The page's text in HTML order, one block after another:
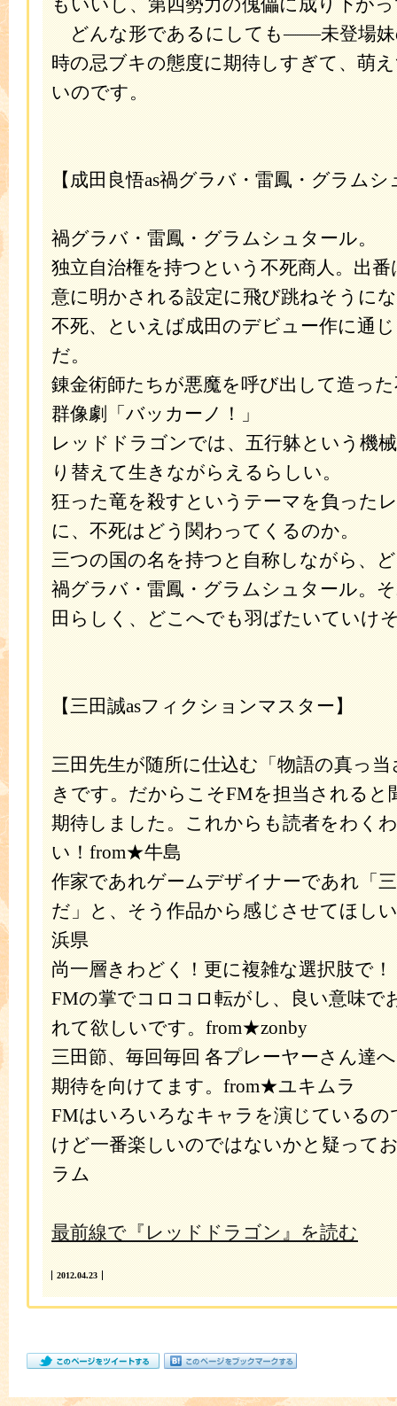
もいいし、第四勢力の傀儡に成り下が
どんな形であるにしても――未登場妹
時の忌ブキの態度に期待しすぎて、萌
いのです。
【成田良悟as禍グラバ・雷鳳・グラムシ
禍グラバ・雷鳳・グラムシュタール。
独立自治権を持つという不死商人。出
意に明かされる設定に飛び跳ねそうに
不死、といえば成田のデビュー作に通
だ。
錬金術師たちが悪魔を呼び出して造っ
群像劇「バッカーノ！」
レッドドラゴンでは、五行躰という機
り替えて生きながらえるらしい。
狂った竜を殺すというテーマを負った
に、不死はどう関わってくるのか。
三つの国の名を持つと自称しながら、
禍グラバ・雷鳳・グラムシュタール。
田らしく、どこへでも羽ばたいていけ
【三田誠asフィクションマスター】
三田先生が随所に仕込む「物語の真っ
きです。だからこそFMを担当されると
期待しました。これからも読者をわく
い！from★牛島
作家であれゲームデザイナーであれ「
だ」と、そう作品から感じさせてほし
浜県
尚一層きわどく！更に複雑な選択肢で
FMの掌でコロコロ転がし、良い意味で
れて欲しいです。from★zonby
三田節、毎回毎回 各プレーヤーさん達
期待を向けてます。from★ユキムラ
FMはいろいろなキャラを演じているの
けど一番楽しいのではないかと疑って
ラム
最前線で『レッドドラゴン』を読む
2012.04.23